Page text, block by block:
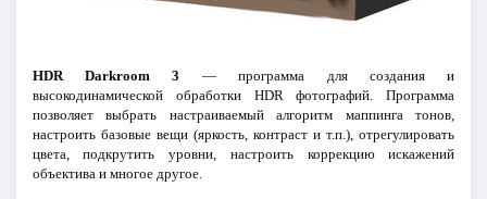
HDR Darkroom 3 — программа для создания и
высокодинамической обработки HDR фотографий. Программа
позволяет выбрать настраиваемый алгоритм маппинга тонов,
настроить базовые вещи (яркость, контраст и т.п.), отрегулировать
цвета, подкрутить уровни, настроить коррекцию искажений
объектива и многое другое.